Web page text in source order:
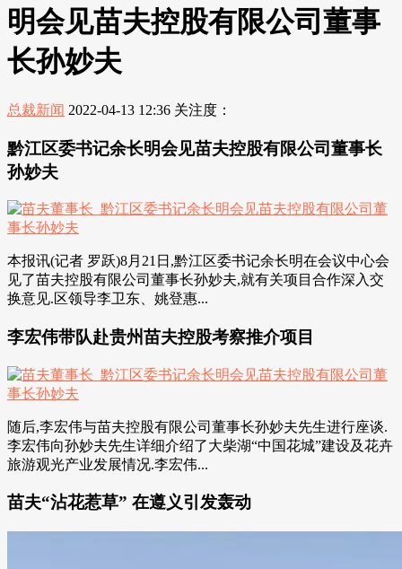
明会见苗夫控股有限公司董事
长孙妙夫
总裁新闻 2022-04-13 12:36 关注度：
黔江区委书记余长明会见苗夫控股有限公司董事长
孙妙夫
本报讯(记者 罗跃)8月21日,黔江区委书记余长明在会议中心会
见了苗夫控股有限公司董事长孙妙夫,就有关项目合作深入交
换意见.区领导李卫东、姚登惠...
李宏伟带队赴贵州苗夫控股考察推介项目
随后,李宏伟与苗夫控股有限公司董事长孙妙夫先生进行座谈.
李宏伟向孙妙夫先生详细介绍了大柴湖“中国花城”建设及花卉
旅游观光产业发展情况.李宏伟...
苗夫“沾花惹草” 在遵义引发轰动